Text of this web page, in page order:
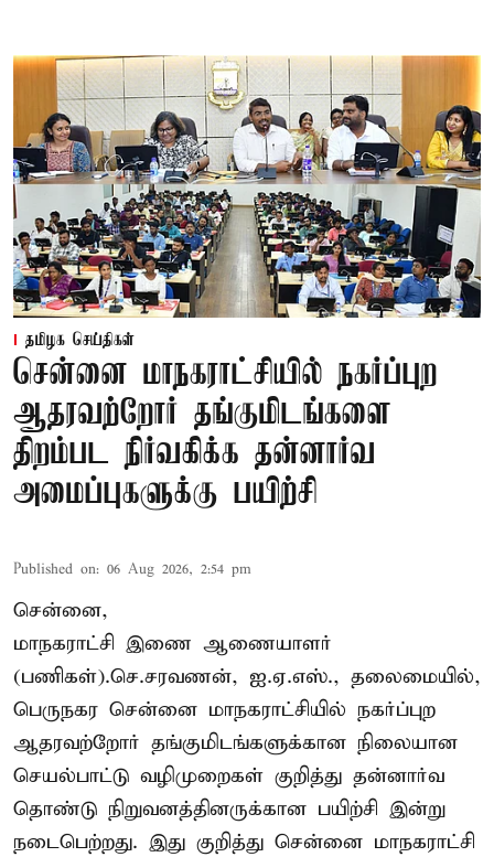
தமிழக செய்திகள்
சென்னை மாநகராட்சியில் நகர்ப்புற
ஆதரவற்றோர் தங்குமிடங்களை
திறம்பட நிர்வகிக்க தன்னார்வ
அமைப்புகளுக்கு பயிற்சி
Published on: 06 Aug 2026, 2:54 pm
சென்னை,
மாநகராட்சி இணை ஆணையாளர்
(பணிகள்).செ.சரவணன், ஐ.ஏ.எஸ்., தலைமையில்,
பெருநகர சென்னை மாநகராட்சியில் நகர்ப்புற
ஆதரவற்றோர் தங்குமிடங்களுக்கான நிலையான
செயல்பாட்டு வழிமுறைகள் குறித்து தன்னார்வ
தொண்டு நிறுவனத்தினருக்கான பயிற்சி இன்று
நடைபெற்றது. இது குறித்து சென்னை மாநகராட்சி